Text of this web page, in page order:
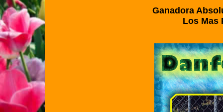
Ganadora
Los Mas